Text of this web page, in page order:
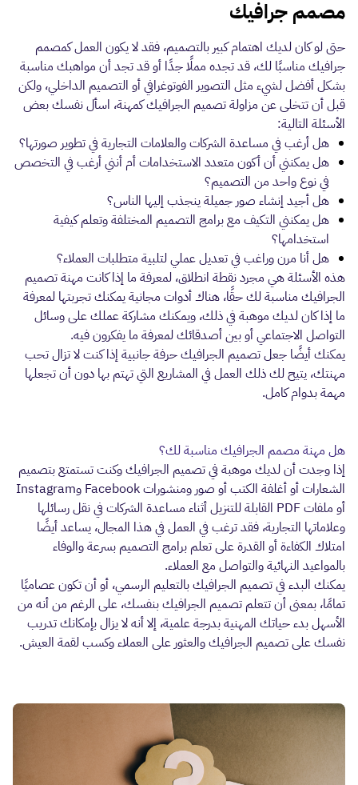
مصمم جرافيك
حتى لو كان لديك اهتمام كبير بالتصميم، فقد لا يكون العمل كمصمم
جرافيك مناسبًا لك، قد تجده مملًا جدًا أو قد تجد أن مواهبك مناسبة
بشكل أفضل لشيء مثل التصوير الفوتوغرافي أو التصميم الداخلي، ولكن
قبل أن تتخلى عن مزاولة تصميم الجرافيك كمهنة، اسأل نفسك بعض
الأسئلة التالية:
هل أرغب في مساعدة الشركات والعلامات التجارية في تطوير صورتها؟
هل يمكنني أن أكون متعدد الاستخدامات أم أنني أرغب في التخصص
في نوع واحد من التصميم؟
هل أجيد إنشاء صور جميلة ينجذب إليها الناس؟
هل يمكنني التكيف مع برامج التصميم المختلفة وتعلم كيفية
استخدامها؟
هل أنا مرن وراغب في تعديل عملي لتلبية متطلبات العملاء؟
هذه الأسئلة هي مجرد نقطة انطلاق، لمعرفة ما إذا كانت مهنة تصميم
الجرافيك مناسبة لك حقًا، هناك أدوات مجانية يمكنك تجربتها لمعرفة
ما إذا كان لديك موهبة في ذلك، ويمكنك مشاركة عملك على وسائل
التواصل الاجتماعي أو بين أصدقائك لمعرفة ما يفكرون فيه.
يمكنك أيضًا جعل تصميم الجرافيك حرفة جانبية إذا كنت لا تزال تحب
مهنتك، يتيح لك ذلك العمل في المشاريع التي تهتم بها دون أن تجعلها
مهمة بدوام كامل.
هل مهنة مصمم الجرافيك مناسبة لك؟
إذا وجدت أن لديك موهبة في تصميم الجرافيك وكنت تستمتع بتصميم
الشعارات أو أغلفة الكتب أو صور ومنشورات Facebook وInstagram
أو ملفات PDF القابلة للتنزيل أثناء مساعدة الشركات في نقل رسائلها
وعلاماتها التجارية، فقد ترغب في العمل في هذا المجال، يساعد أيضًا
امتلاك الكفاءة أو القدرة على تعلم برامج التصميم بسرعة والوفاء
بالمواعيد النهائية والتواصل مع العملاء.
يمكنك البدء في تصميم الجرافيك بالتعليم الرسمي، أو أن تكون عصاميًا
تمامًا، بمعنى أن تتعلم تصميم الجرافيك بنفسك، على الرغم من أنه من
الأسهل بدء حياتك المهنية بدرجة علمية، إلا أنه لا يزال بإمكانك تدريب
نفسك على تصميم الجرافيك والعثور على العملاء وكسب لقمة العيش.